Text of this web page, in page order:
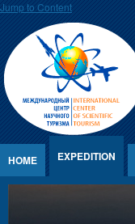
Jump to Content
HOME EXPEDITION